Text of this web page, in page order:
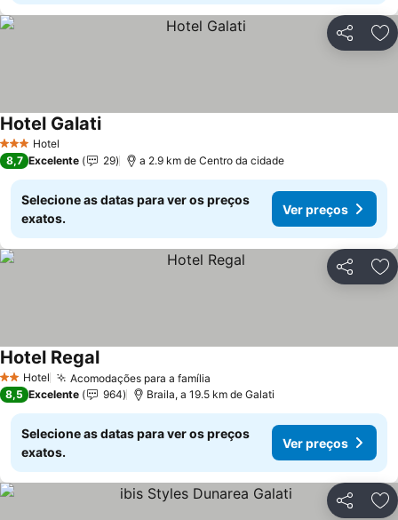
Partilhar
3 EstrelasHotel
Hotel GalatiVer preços
8,7 Excelente 29 a 2.9 km de Centro da cidade
Selecione as datas para ver os preços
exatos.
Ver preços
Partilhar
2 Estrelas
Hotel Acomodações para a família
Hotel RegalVer preços
8,5 Excelente 964 Braila, a 19.5 km de Galati
Selecione as datas para ver os preços
exatos.
Ver preços
Partilhar